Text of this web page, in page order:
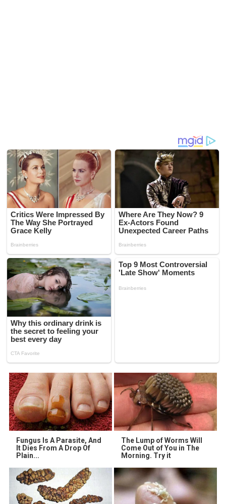
Fungus Is A Parasite, And
It Dies From A Drop Of
Plain...
The Lump of Worms Will
Come Out of You in The
Morning. Try it